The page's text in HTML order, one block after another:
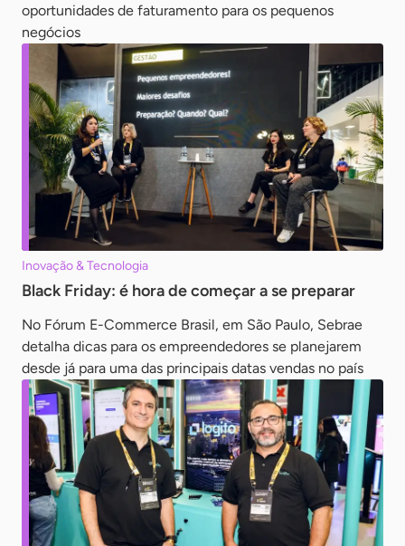
oportunidades de faturamento para os pequenos
negócios
Inovação & Tecnologia
Black Friday: é hora de começar a se preparar
No Fórum E-Commerce Brasil, em São Paulo, Sebrae
detalha dicas para os empreendedores se planejarem
desde já para uma das principais datas vendas no país